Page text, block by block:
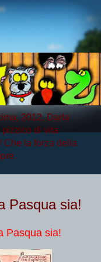
2012, Darla
pizzico di vita
Che la forza della
Pasqua sia!
Pasqua sia!